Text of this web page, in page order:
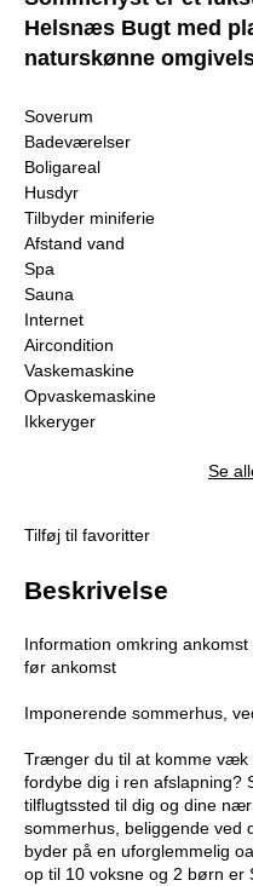
Helsnæs Bugt med
naturskønne
Soverum
Badeværelser
Boligareal
Husdyr
Tilbyder miniferie
Afstand vand
Spa
Sauna
Internet
Aircondition
Vaskemaskine
Opvaskemaskine
Ikkeryger
Se
Tilføj til favoritter
Beskrivelse
Information omkring
før ankomst
Imponerende sommerhus,
Trænger du til at komme væk
fordybe dig i ren afslapning?
tilflugtssted til dig og dine
sommerhus, beliggende ved
byder på en uforglemmelig
op til 10 voksne og 2 børn er